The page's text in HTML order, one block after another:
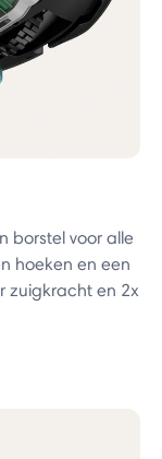
borstel voor alle
hoeken en een
zuigkracht en 2x